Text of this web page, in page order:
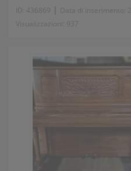
ID: 436869 | Data di inserimento:
Visualizzazioni: 937